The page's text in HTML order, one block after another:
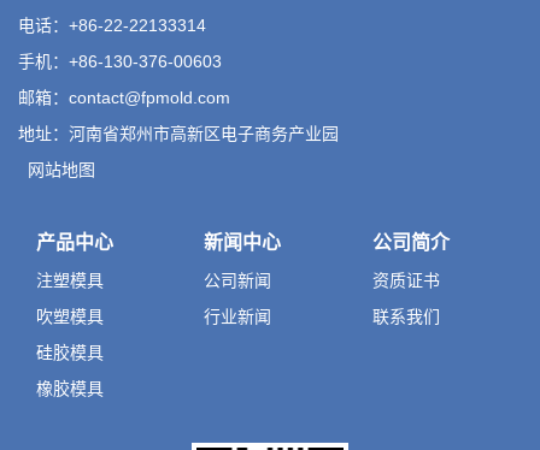
电话：+86-22-22133314
手机：+86-130-376-00603
邮箱： contact@fpmold.com
地址：河南省郑州市高新区电子商务产业园
网站地图
产品中心
注塑模具
吹塑模具
硅胶模具
橡胶模具
新闻中心
公司新闻
行业新闻
公司简介
资质证书
联系我们